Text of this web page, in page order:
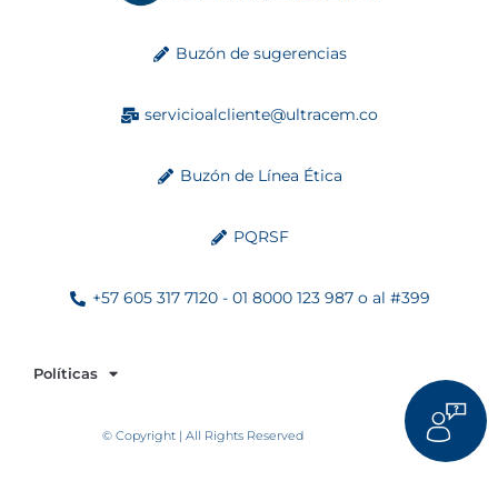
Buzón de sugerencias
servicioalcliente@ultracem.co
Buzón de Línea Ética
PQRSF
+57 605 317 7120 - 01 8000 123 987 o al #399
Políticas
© Copyright | All Rights Reserved